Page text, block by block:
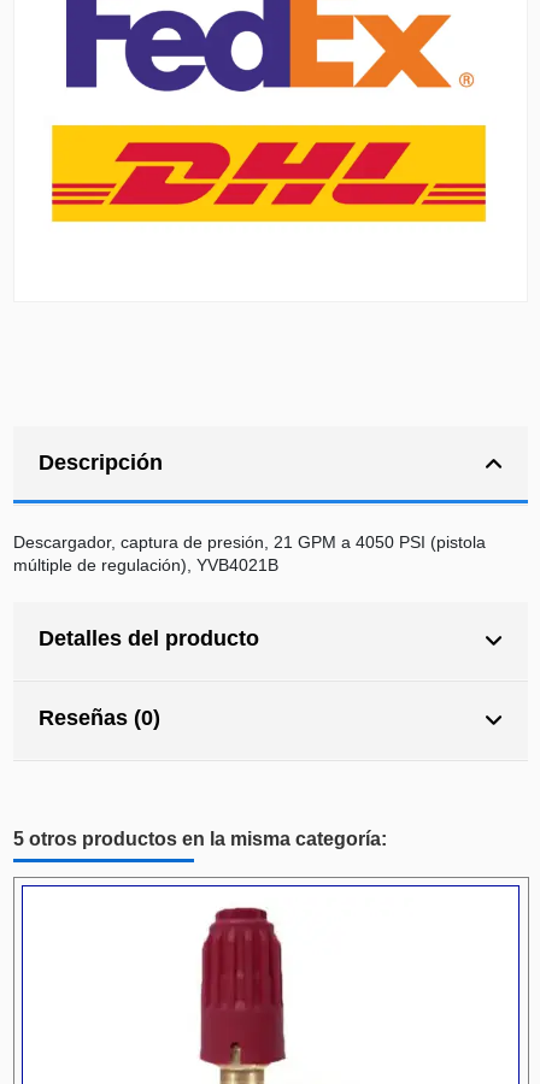
Descripción
Descargador, captura de presión, 21 GPM a 4050 PSI (pistola
múltiple de regulación), YVB4021B
Detalles del producto
Reseñas (0)
5 otros productos en la misma categoría: